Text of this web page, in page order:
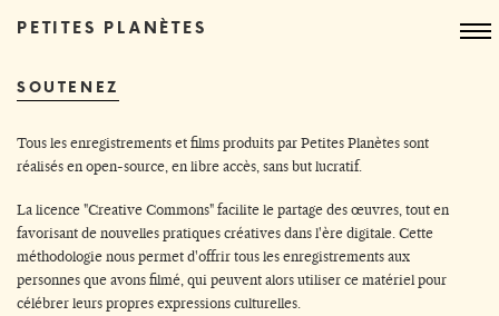
PETITES PLANÈTES
SOUTENEZ
Tous les enregistrements et films produits par Petites Planètes sont
réalisés en open-source, en libre accès, sans but lucratif.
La licence "Creative Commons" facilite le partage des œuvres, tout en
favorisant de nouvelles pratiques créatives dans l'ère digitale. Cette
méthodologie nous permet d'offrir tous les enregistrements aux
personnes que avons filmé, qui peuvent alors utiliser ce matériel pour
célébrer leurs propres expressions culturelles.